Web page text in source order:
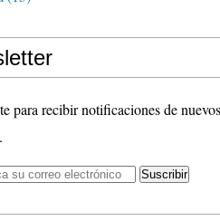
para recibir notificaciones de nuevos